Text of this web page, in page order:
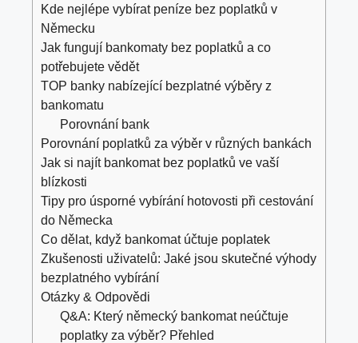
Kde nejlépe vybírat peníze bez poplatků v
Německu
Jak fungují bankomaty bez poplatků a co
potřebujete vědět
TOP banky nabízející bezplatné výběry z
bankomatu
Porovnání bank
Porovnání poplatků za výběr v různých bankách
Jak si najít bankomat bez poplatků ve vaší
blízkosti
Tipy pro úsporné vybírání hotovosti při cestování
do Německa
Co dělat, když bankomat účtuje poplatek
Zkušenosti uživatelů: Jaké jsou skutečné výhody
bezplatného vybírání
Otázky & Odpovědi
Q&A: Který německý bankomat neúčtuje
poplatky za výběr? Přehled